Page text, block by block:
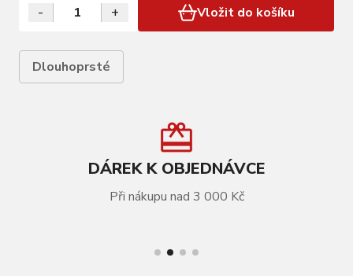
- + Vložit do košíku
Dlouhoprsté
DÁREK K OBJEDNÁVCE
Při nákupu nad 3 000 Kč